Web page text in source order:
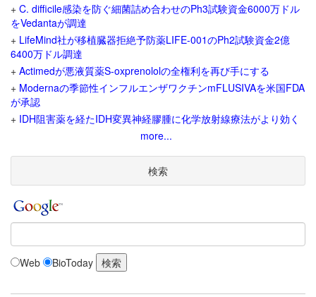
+ C. difficile感染を防ぐ細菌詰め合わせのPh3試験資金6000万ドル
をVedantaが調達
+ LifeMind社が移植臓器拒絶予防薬LIFE-001のPh2試験資金2億
6400万ドル調達
+ Actimedが悪液質薬S-oxprenololの全権利を再び手にする
+ Modernaの季節性インフルエンザワクチンmFLUSIVAを米国FDA
が承認
+ IDH阻害薬を経たIDH変異神経膠腫に化学放射線療法がより効く
more...
検索
Web BioToday